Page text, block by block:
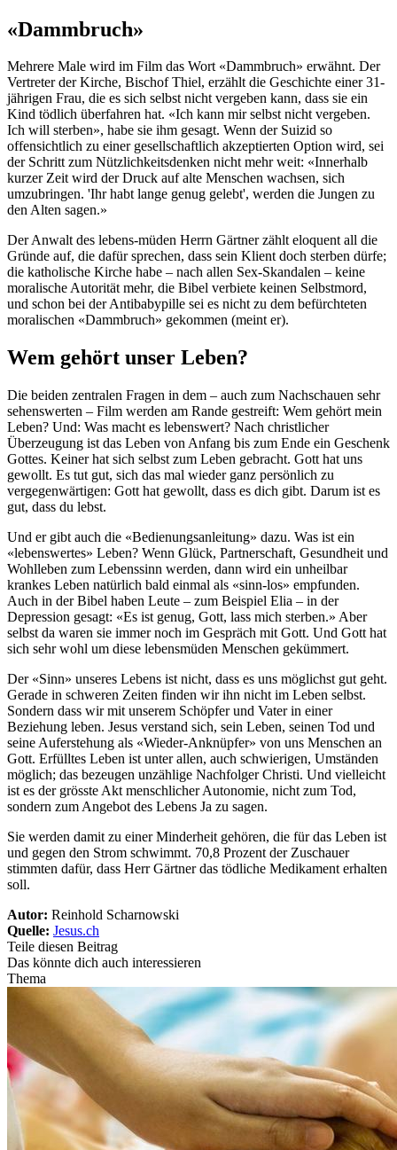
«Dammbruch»
Mehrere Male wird im Film das Wort «Dammbruch» erwähnt. Der
Vertreter der Kirche, Bischof Thiel, erzählt die Geschichte einer 31-
jährigen Frau, die es sich selbst nicht vergeben kann, dass sie ein
Kind tödlich überfahren hat. «Ich kann mir selbst nicht vergeben.
Ich will sterben», habe sie ihm gesagt. Wenn der Suizid so
offensichtlich zu einer gesellschaftlich akzeptierten Option wird, sei
der Schritt zum Nützlichkeitsdenken nicht mehr weit: «Innerhalb
kurzer Zeit wird der Druck auf alte Menschen wachsen, sich
umzubringen. 'Ihr habt lange genug gelebt', werden die Jungen zu
den Alten sagen.»
Der Anwalt des lebens-müden Herrn Gärtner zählt eloquent all die
Gründe auf, die dafür sprechen, dass sein Klient doch sterben dürfe;
die katholische Kirche habe – nach allen Sex-Skandalen – keine
moralische Autorität mehr, die Bibel verbiete keinen Selbstmord,
und schon bei der Antibabypille sei es nicht zu dem befürchteten
moralischen «Dammbruch» gekommen (meint er).
Wem gehört unser Leben?
Die beiden zentralen Fragen in dem – auch zum Nachschauen sehr
sehenswerten – Film werden am Rande gestreift: Wem gehört mein
Leben? Und: Was macht es lebenswert? Nach christlicher
Überzeugung ist das Leben von Anfang bis zum Ende ein Geschenk
Gottes. Keiner hat sich selbst zum Leben gebracht. Gott hat uns
gewollt. Es tut gut, sich das mal wieder ganz persönlich zu
vergegenwärtigen: Gott hat gewollt, dass es dich gibt. Darum ist es
gut, dass du lebst.
Und er gibt auch die «Bedienungsanleitung» dazu. Was ist ein
«lebenswertes» Leben? Wenn Glück, Partnerschaft, Gesundheit und
Wohlleben zum Lebenssinn werden, dann wird ein unheilbar
krankes Leben natürlich bald einmal als «sinn-los» empfunden.
Auch in der Bibel haben Leute – zum Beispiel Elia – in der
Depression gesagt: «Es ist genug, Gott, lass mich sterben.» Aber
selbst da waren sie immer noch im Gespräch mit Gott. Und Gott hat
sich sehr wohl um diese lebensmüden Menschen gekümmert.
Der «Sinn» unseres Lebens ist nicht, dass es uns möglichst gut geht.
Gerade in schweren Zeiten finden wir ihn nicht im Leben selbst.
Sondern dass wir mit unserem Schöpfer und Vater in einer
Beziehung leben. Jesus verstand sich, sein Leben, seinen Tod und
seine Auferstehung als «Wieder-Anknüpfer» von uns Menschen an
Gott. Erfülltes Leben ist unter allen, auch schwierigen, Umständen
möglich; das bezeugen unzählige Nachfolger Christi. Und vielleicht
ist es der grösste Akt menschlicher Autonomie, nicht zum Tod,
sondern zum Angebot des Lebens Ja zu sagen.
Sie werden damit zu einer Minderheit gehören, die für das Leben ist
und gegen den Strom schwimmt. 70,8 Prozent der Zuschauer
stimmten dafür, dass Herr Gärtner das tödliche Medikament erhalten
soll.
Autor: Reinhold Scharnowski
Quelle: Jesus.ch
Teile diesen Beitrag
Das könnte dich auch interessieren
Thema